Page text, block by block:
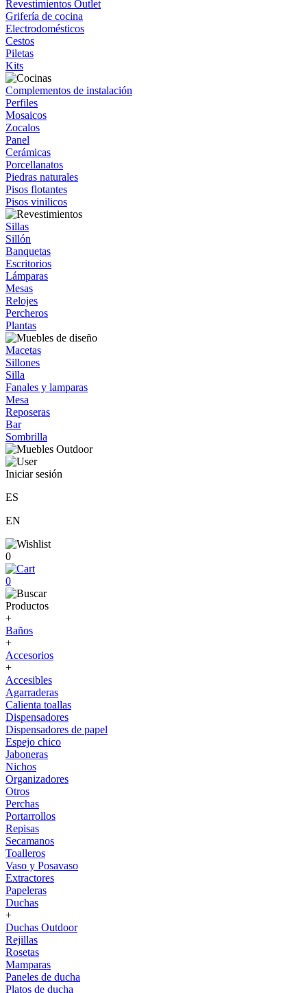
Revestimientos Outlet
Grifería de cocina
Electrodomésticos
Cestos
Piletas
Kits
Complementos de instalación
Perfiles
Mosaicos
Zocalos
Panel
Cerámicas
Porcellanatos
Piedras naturales
Pisos flotantes
Pisos vinilicos
Sillas
Sillón
Banquetas
Escritorios
Lámparas
Mesas
Relojes
Percheros
Plantas
Macetas
Sillones
Silla
Fanales y lamparas
Mesa
Reposeras
Bar
Sombrilla
Iniciar sesión
ES
EN
0
0
Productos
+
Baños
+
Accesorios
+
Accesibles
Agarraderas
Calienta toallas
Dispensadores
Dispensadores de papel
Espejo chico
Jaboneras
Nichos
Organizadores
Otros
Perchas
Portarrollos
Repisas
Secamanos
Toalleros
Vaso y Posavaso
Extractores
Papeleras
Duchas
+
Duchas Outdoor
Rejillas
Rosetas
Mamparas
Paneles de ducha
Platos de ducha